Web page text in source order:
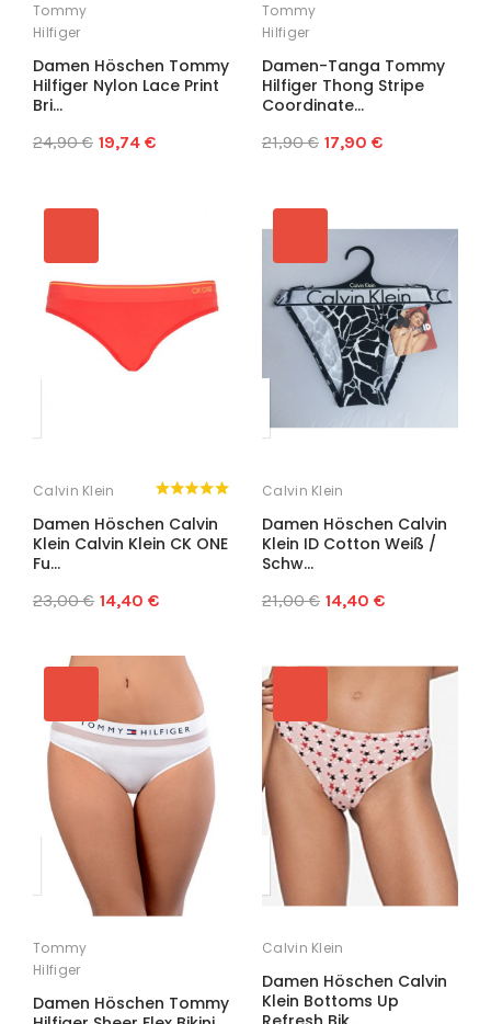
Tommy
Hilfiger
Damen Höschen Tommy
Hilfiger Nylon Lace Print
Bri...
24,90 € 19,74 €
Tommy
Hilfiger
Damen-Tanga Tommy
Hilfiger Thong Stripe
Coordinate...
21,90 € 17,90 €
Calvin Klein
Damen Höschen Calvin
Klein Calvin Klein CK ONE
Fu...
23,00 € 14,40 €
Calvin Klein
Damen Höschen Calvin
Klein ID Cotton Weiß /
Schw...
21,00 € 14,40 €
Tommy
Hilfiger
Damen Höschen Tommy
Calvin Klein
Damen Höschen Calvin
Klein Bottoms Up